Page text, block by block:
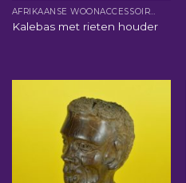
AFRIKAANSE WOONACCESSOIRES
Kalebas met rieten houder